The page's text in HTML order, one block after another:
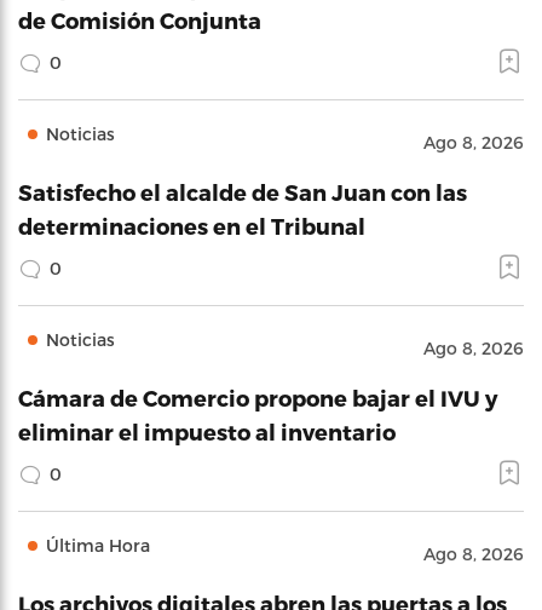
de Comisión Conjunta
0
Noticias Ago 8, 2026
Satisfecho el alcalde de San Juan con las
determinaciones en el Tribunal
0
Noticias Ago 8, 2026
Cámara de Comercio propone bajar el IVU y
eliminar el impuesto al inventario
0
Última Hora Ago 8, 2026
Los archivos digitales abren las puertas a los